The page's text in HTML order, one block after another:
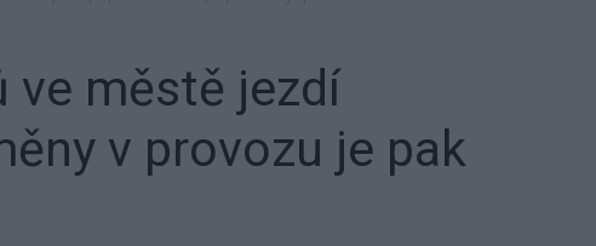
ve městě jezdí
v provozu je pak